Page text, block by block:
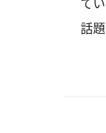
て
話